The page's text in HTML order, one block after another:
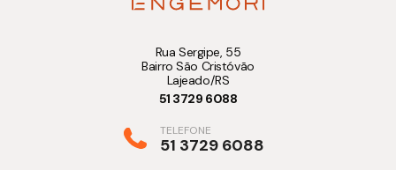
Rua Sergipe, 55
Bairro São Cristóvão
Lajeado/RS
51 3729 6088
TELEFONE
51 3729 6088